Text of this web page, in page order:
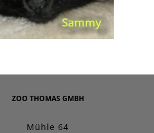
ZOO THOMAS GMBH
Mühle 64